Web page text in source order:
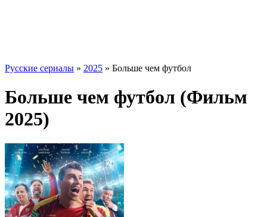
Русские сериалы » 2025 » Больше чем футбол
Больше чем футбол (Фильм
2025)